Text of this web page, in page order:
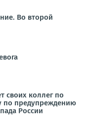
Во второй
своих коллег по
по предупреждению
России